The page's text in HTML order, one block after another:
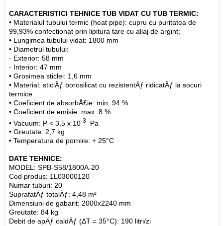
CARACTERISTICI TEHNICE TUB VIDAT CU TUB TERMIC:
• Materialul tubului termic (heat pipe): cupru cu puritatea de
99,93% confectionat prin lipitura tare cu aliaj de argint;
• Lungimea tubului vidat: 1800 mm
• Diametrul tubului:
- Exterior: 58 mm
- Interior: 47 mm
• Grosimea sticlei: 1,6 mm
• Material: sticlÄƒ borosilicat cu rezistentÄƒ ridicatÄƒ la socuri
termice
• Coeficient de absorbÅ£ie: min. 94 %
• Coeficient de emisie: max. 8 %
• Vacuum: P < 3,5 x 10-3
Pa
• Greutate: 2,7 kg
• Temperatura de pornire: + 25°C
DATE TEHNICE:
MODEL: SPB-S58/1800A-20
Cod produs: 1L03000120
Numar tuburi: 20
SuprafatÄƒ totalÄƒ: 4,48 m²
Dimensiuni de gabarit: 2000x2240 mm
Greutate: 84 kg
Debit de apÄƒ caldÄƒ (ΔT = 35°C): 190 litri/zi